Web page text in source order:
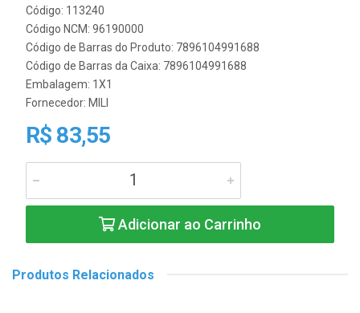
Código: 113240
Código NCM: 96190000
Código de Barras do Produto: 7896104991688
Código de Barras da Caixa: 7896104991688
Embalagem: 1X1
Fornecedor: MILI
R$ 83,55
Adicionar ao Carrinho
Produtos Relacionados